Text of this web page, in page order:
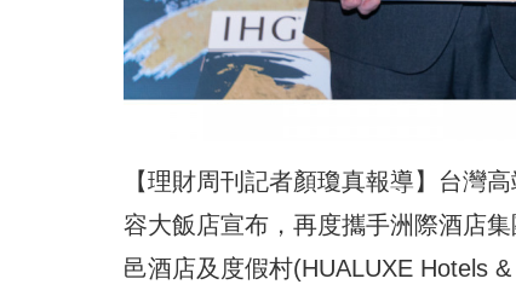
【理財周刊記者顏瓊真報導】台灣
容大飯店宣布，再度攜手洲際酒店
邑酒店及度假村(HUALUXE Hotels